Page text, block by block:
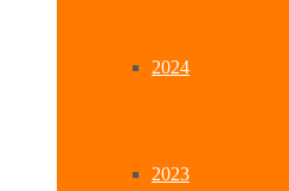
2024
2023